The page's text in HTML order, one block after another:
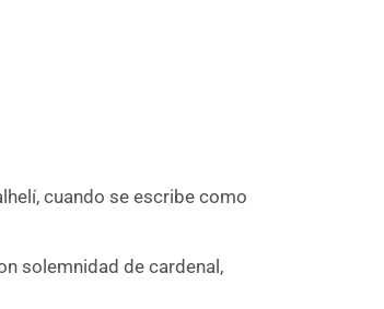
cuando se escribe como
solemnidad de cardenal,